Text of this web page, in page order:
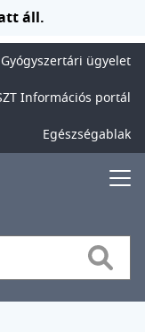
áll.
Gyógyszertári ügyelet
Információs portál
Egészségablak
Search